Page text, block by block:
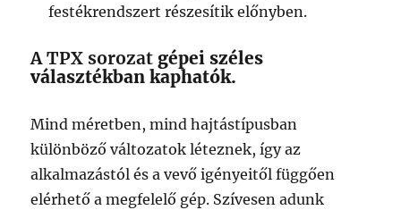
festékrendszert részesítik előnyben.
A TPX sorozat gépei széles
választékban kaphatók.
Mind méretben, mind hajtástípusban
különböző változatok léteznek, így az
alkalmazástól és a vevő igényeitől függően
elérhető a megfelelő gép. Szívesen adunk